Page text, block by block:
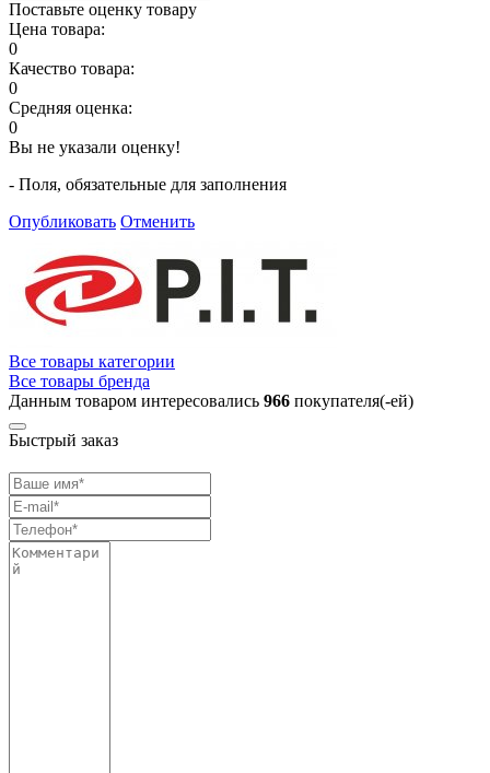
Поставьте оценку товару
Цена товара:
0
Качество товара:
0
Средняя оценка:
0
Вы не указали оценку!
- Поля, обязательные для заполнения
Опубликовать Отменить
Все товары категории
Все товары бренда
Данным товаром интересовались 966 покупателя(-ей)
Быстрый заказ